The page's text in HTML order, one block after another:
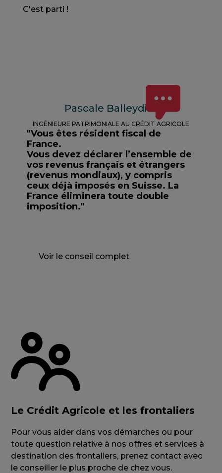
C'est parti !
Pascale Balleydier
INGÉNIEURE PATRIMONIALE AU CRÉDIT AGRICOLE
"Vous êtes résident fiscal de
France.
Vous devez déclarer l’ensemble de
vos revenus français et étrangers
(revenus mondiaux), y compris
ceux déjà imposés en Suisse. La
France éliminera toute double
imposition."
Voir le conseil complet
Le Crédit Agricole et les frontaliers
Pour vous aider dans vos démarches ou pour
toute question relative à nos offres et services à
destination des frontaliers, prenez contact avec
le conseiller le plus proche de chez vous.